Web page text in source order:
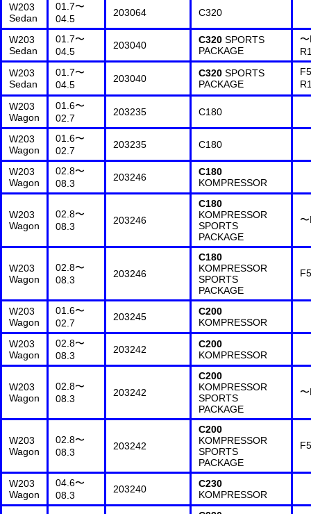
W203
Sedan
01.7〜
04.5
203064 C320
W203
Sedan
01.7〜
04.5
203040 C320 SPORTS
PACKAGE
W203
Sedan
01.7〜
04.5
203040 C320 SPORTS
PACKAGE
W203
Wagon
01.6〜
02.7
203235 C180
W203
Wagon
01.6〜
02.7
203235 C180
W203
Wagon
02.8〜
08.3
203246
C180
KOMPRESSOR
W203
Wagon
02.8〜
08.3
203246
C180
KOMPRESSOR
SPORTS
PACKAGE
W203
Wagon
02.8〜
08.3
203246
C180
KOMPRESSOR
SPORTS
PACKAGE
W203
Wagon
01.6〜
02.7
203245
C200
KOMPRESSOR
W203
Wagon
02.8〜
08.3
203242
C200
KOMPRESSOR
W203
Wagon
02.8〜
08.3
203242
C200
KOMPRESSOR
SPORTS
PACKAGE
W203
Wagon
02.8〜
08.3
203242
C200
KOMPRESSOR
SPORTS
PACKAGE
W203
Wagon
04.6〜
08.3
203240
C230
KOMPRESSOR